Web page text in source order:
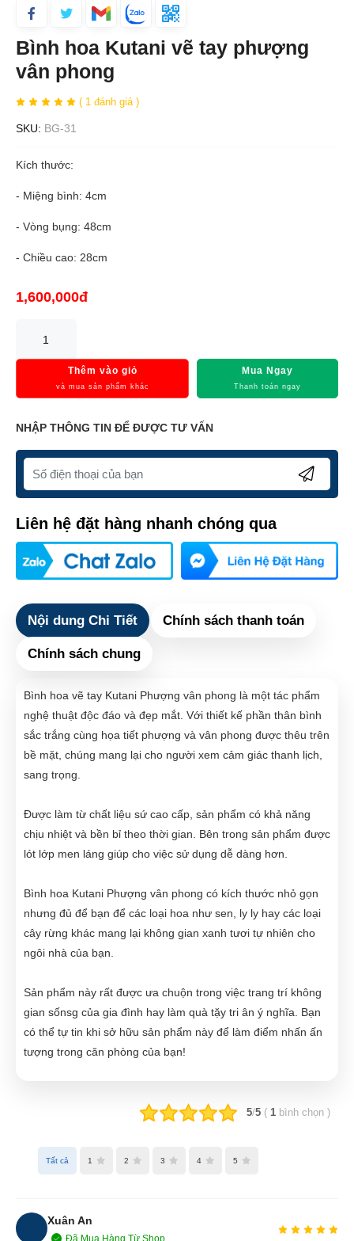
Bình hoa Kutani vẽ tay phượng
vân phong
( 1 đánh giá )
SKU: BG-31
Kích thước:
- Miệng bình: 4cm
- Vòng bụng: 48cm
- Chiều cao: 28cm
1,600,000đ
Thêm vào giỏ
và mua sản phẩm khác
Mua Ngay
Thanh toán ngay
NHẬP THÔNG TIN ĐỂ ĐƯỢC TƯ VẤN
Liên hệ đặt hàng nhanh chóng qua
Nội dung Chi Tiết Chính sách thanh toán
Chính sách chung
Bình hoa vẽ tay Kutani Phượng vân phong là một tác phẩm
nghệ thuật độc đáo và đẹp mắt. Với thiết kế phần thân bình
sắc trắng cùng họa tiết phượng và vân phong được thêu trên
bề mặt, chúng mang lại cho người xem cảm giác thanh lịch,
sang trọng.
Được làm từ chất liệu sứ cao cấp, sản phẩm có khả năng
chịu nhiệt và bền bỉ theo thời gian. Bên trong sản phẩm được
lót lớp men láng giúp cho việc sử dụng dễ dàng hơn.
Bình hoa Kutani Phượng vân phong có kích thước nhỏ gọn
nhưng đủ để bạn để các loại hoa như sen, ly ly hay các loại
cây rừng khác mang lại không gian xanh tươi tự nhiên cho
ngôi nhà của bạn.
Sản phẩm này rất được ưa chuộn trong việc trang trí không
gian sốnsg của gia đình hay làm quà tặy tri ân ý nghĩa. Bạn
có thể tự tin khi sở hữu sản phẩm này để làm điểm nhấn ấn
tượng trong căn phòng của bạn!
5/5 ( 1 bình chọn)
Tất cả 1 2 3 4 5
Xuân An
Đã Mua Hàng Từ Shop